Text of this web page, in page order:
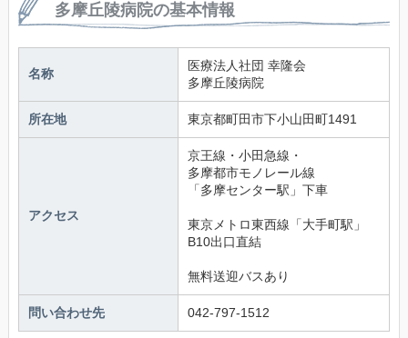
多摩丘陵病院の基本情報
名称
医療法人社団 幸隆会
多摩丘陵病院
所在地 東京都町田市下小山田町1491
アクセス
京王線・小田急線・
多摩都市モノレール線
「多摩センター駅」下車
東京メトロ東西線「大手町駅」
B10出口直結
無料送迎バスあり
問い合わせ先 042-797-1512